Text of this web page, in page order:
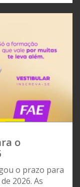
o
o prazo para
2026. As